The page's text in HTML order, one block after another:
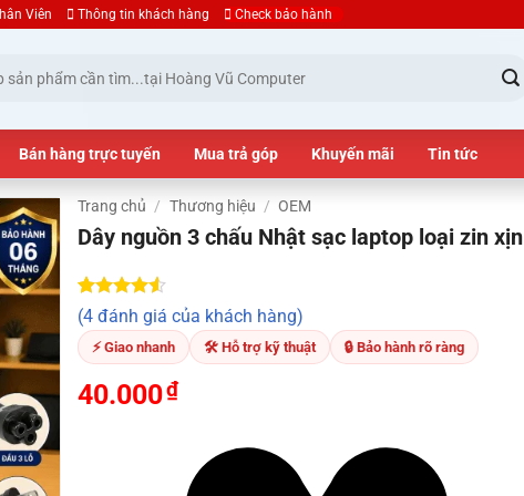
Viên Thông tin khách hàng Check bảo hành
Bán hàng trực tuyến Mua trả góp Khuyến mãi Tin tức
Trang chủ / Thương hiệu / OEM
Dây nguồn 3 chấu Nhật sạc laptop loại zin xịn
4.50trên
5 dựa trên
4
đánh giá
(4 đánh giá của khách hàng)
⚡ Giao nhanh 🛠 Hỗ trợ kỹ thuật 🔒 Bảo hành rõ ràng
40.000₫